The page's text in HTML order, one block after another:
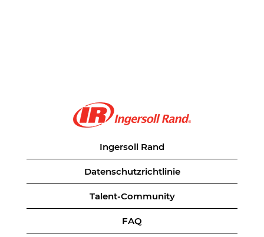
Ingersoll Rand
Datenschutzrichtlinie
Talent-Community
FAQ